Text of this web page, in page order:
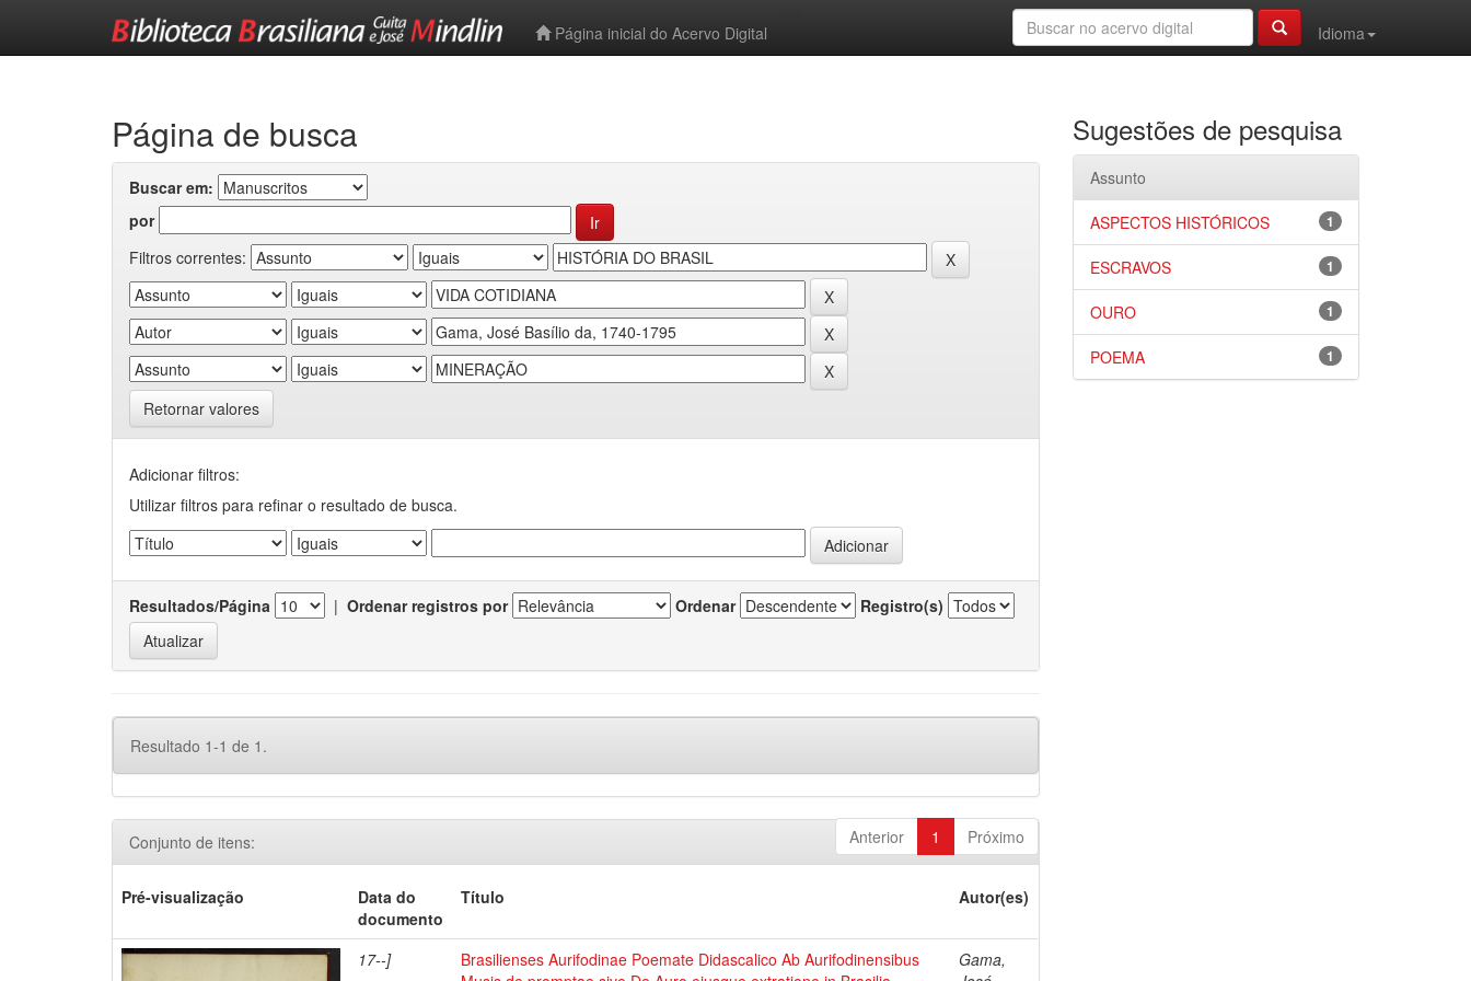
Página inicial do Acervo Digital
Idioma
Página de busca
Buscar em:
por
Filtros correntes:
Retornar valores
Adicionar filtros:
Utilizar filtros para refinar o resultado de busca.
Resultados/Página | Ordenar registros por Ordenar Registro(s)
Resultado 1-1 de 1.
Anterior 1 Próximo
Conjunto de itens:
Pré-visualização
Data do
documento
Título Autor(es)
17--]
Brasilienses Aurifodinae Poemate Didascalico Ab Aurifodinensibus
Gama,
Sugestões de pesquisa
Assunto
1
ASPECTOS HISTÓRICOS
1
ESCRAVOS
1
OURO
1
POEMA